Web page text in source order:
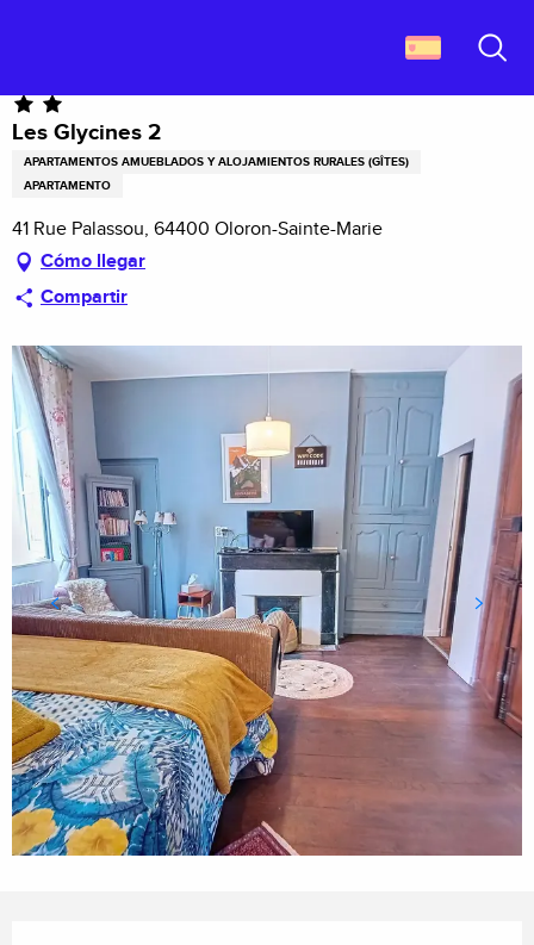
principal
Les Glycines 2
APARTAMENTOS AMUEBLADOS Y ALOJAMIENTOS RURALES (GÎTES)
APARTAMENTO
41 Rue Palassou, 64400 Oloron-Sainte-Marie
Cómo llegar
Compartir